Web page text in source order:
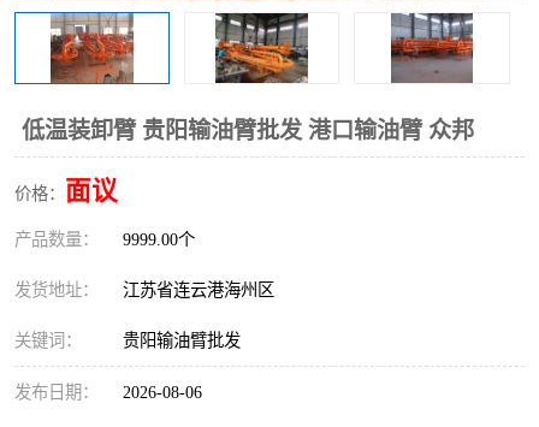
低温装卸臂 贵阳输油臂批发 港口输油臂 众邦
价格： 面议
产品数量： 9999.00个
发货地址： 江苏省连云港海州区
关键词： 贵阳输油臂批发
发布日期： 2026-08-06